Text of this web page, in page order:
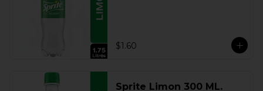
$1.60
Sprite Limon 300 ML.